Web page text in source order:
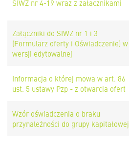
SIWZ nr 4-19 wraz z załacznikami
Załączniki do SIWZ nr 1 i 3
(Formularz oferty i Oświadczenie) w
wersji edytowalnej
Informacja o której mowa w art. 86
ust. 5 ustawy Pzp - z otwarcia ofert
Wzór oświadczenia o braku
przynależności do grupy kapitałowej